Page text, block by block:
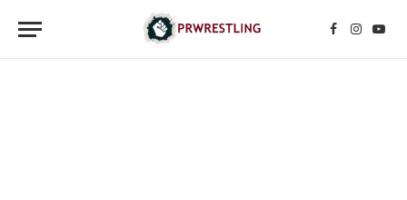
Facebook